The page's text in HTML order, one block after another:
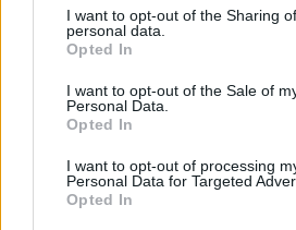
I want to opt-out of the Sharing
personal data.
Opted In
I want to opt-out of the Sale of
Personal Data.
Opted In
I want to opt-out of processing
Personal Data for Targeted
Opted In
Οι ΗΠΑ πλήττουν το Ιράν - Η
στοχοποιώντας αμερικανική